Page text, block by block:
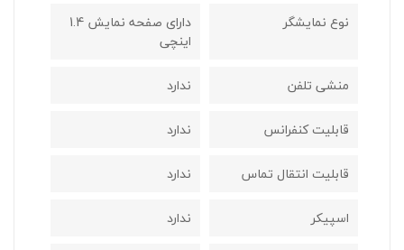
نوع نمایشگر
دارای صفحه نمایش 1.4
اینچی
منشی تلفن
ندارد
قابلیت کنفرانس
ندارد
قابلیت انتقال تماس
ندارد
اسپیکر
ندارد